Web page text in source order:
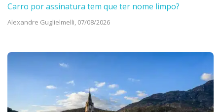
Carro por assinatura tem que ter nome limpo?
Alexandre Guglielmelli, 07/08/2026